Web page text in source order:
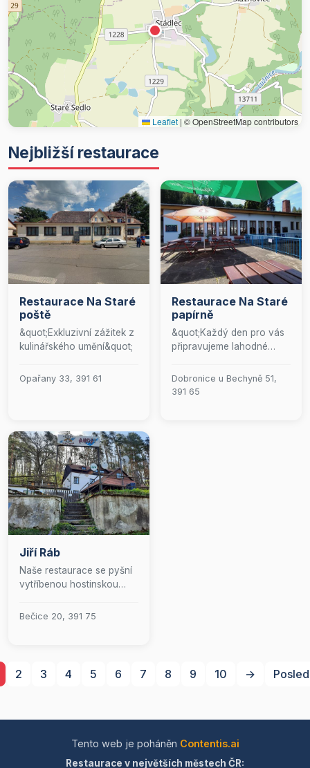
Leaflet | © OpenStreetMap contributors
Nejbližší restaurace
Restaurace Na Staré
poště
&quot;Exkluzivní zážitek z
kulinářského umění&quot;
Opařany 33, 391 61
Restaurace Na Staré
papírně
&quot;Každý den pro vás
připravujeme lahodné
vychutnat na naší útulné
zahrádce. Ať už se k nám
Dobronice u Bechyně 51,
391 65
Jiří Ráb
Naše restaurace se pyšní
vytříbenou hostinskou
dokonalost a eleganci v
moderním
v prostředí, kde se vysoká
neodolatelnou chutí.
Bečice 20, 391 75
2 3 4 5 6 7 8 9 10 →
Tento web je poháněn Contentis.ai
Restaurace v největších městech ČR: